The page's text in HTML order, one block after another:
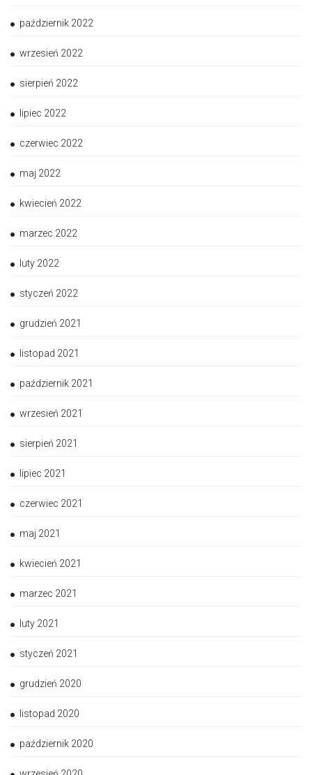
październik 2022
wrzesień 2022
sierpień 2022
lipiec 2022
czerwiec 2022
maj 2022
kwiecień 2022
marzec 2022
luty 2022
styczeń 2022
grudzień 2021
listopad 2021
październik 2021
wrzesień 2021
sierpień 2021
lipiec 2021
czerwiec 2021
maj 2021
kwiecień 2021
marzec 2021
luty 2021
styczeń 2021
grudzień 2020
listopad 2020
październik 2020